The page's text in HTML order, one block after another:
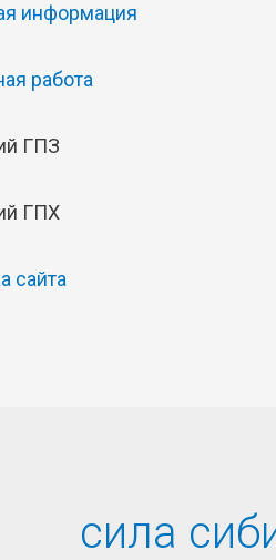
информация
работа
ГПЗ
ГПХ
сайта
сила